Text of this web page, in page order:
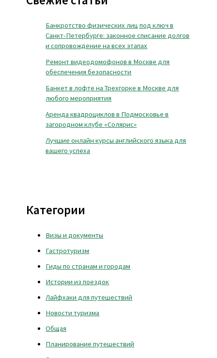
Банкротство физических лиц под ключ в
Санкт-Петербурге: законное списание долгов
и сопровождение на всех этапах
Ремонт видеодомофонов в Москве для
обеспечения безопасности
Банкет в лофте на Трехгорке в Москве для
любого мероприятия
Аренда квадроциклов в Подмосковье в
загородном клубе «Солярис»
Лучшие онлайн курсы английского языка для
вашего успеха
Категории
Визы и документы
Гастротуризм
Гиды по странам и городам
Истории из поездок
Лайфхаки для путешествий
Новости туризма
Общая
Планирование путешествий